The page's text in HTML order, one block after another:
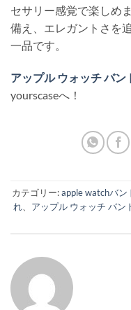
セサリー感覚で楽しめ
備え、エレガントさを
一品です。
アップル ウォッチ バン
yourscaseへ！
カテゴリー:apple watchバン
れ、 アップル ウォッチ バン